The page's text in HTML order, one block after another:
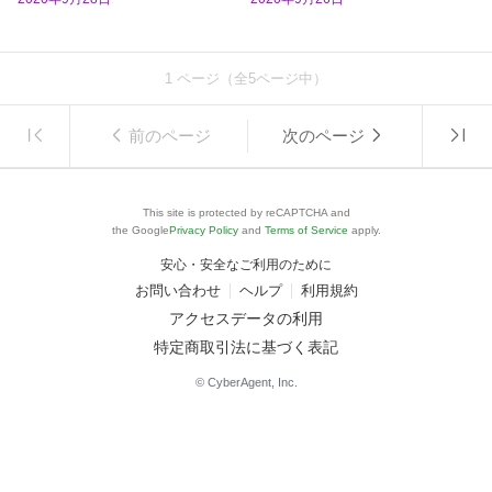
1 ページ（全5ページ中）
前のページ 次のページ
This site is protected by reCAPTCHA and
the GooglePrivacy Policy and Terms of Service apply.
安心・安全なご利用のために
お問い合わせ ヘルプ 利用規約
アクセスデータの利用
特定商取引法に基づく表記
© CyberAgent, Inc.